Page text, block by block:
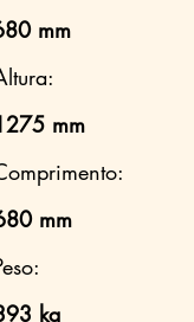
mm
mm
mm
kg